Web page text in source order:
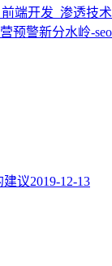
建议2019-12-13